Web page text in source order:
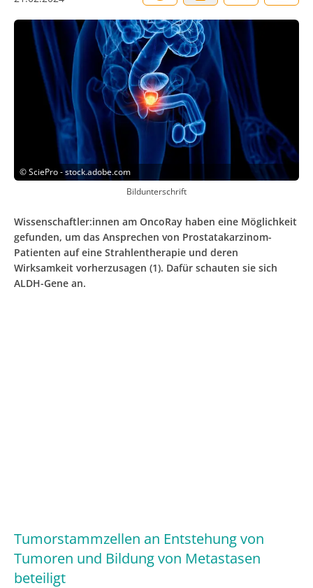
©SciePro - stock.adobe.com
Bildunterschrift
Wissenschaftler:innen am OncoRay haben eine Möglichkeit
gefunden, um das Ansprechen von Prostatakarzinom-
Patienten auf eine Strahlentherapie und deren
Wirksamkeit vorherzusagen (1). Dafür schauten sie sich
ALDH-Gene an.
Tumorstammzellen an Entstehung von
Tumoren und Bildung von Metastasen
beteiligt